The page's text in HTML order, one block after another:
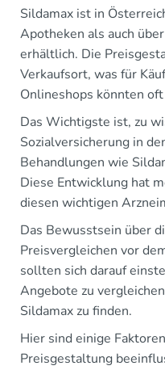
Sildamax ist in
Apotheken als auch
erhältlich. Die
Verkaufsort, was für
Onlineshops könnten
Das Wichtigste ist, zu
Sozialversicherung in
Behandlungen wie
Diese Entwicklung hat
diesen wichtigen
Das Bewusstsein über
Preisvergleichen vor
sollten sich darauf
Angebote zu
Sildamax zu finden.
Hier sind einige
Preisgestaltung